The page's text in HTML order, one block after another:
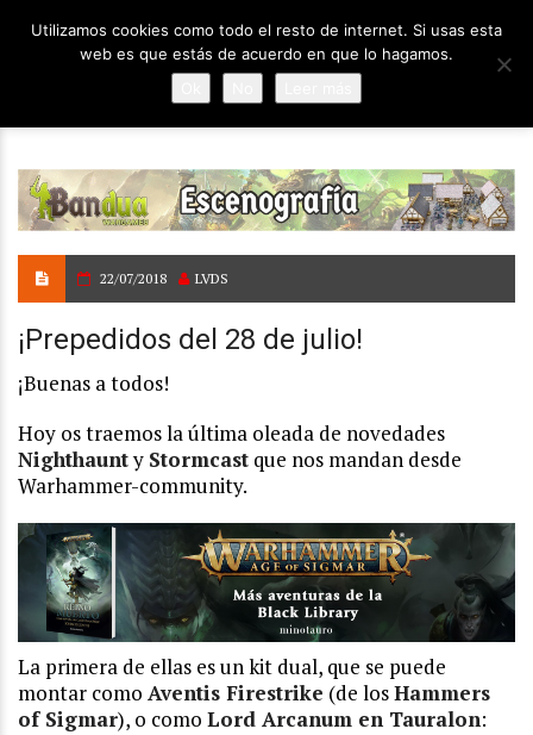
22/07/2018 LVDS
¡Prepedidos del 28 de julio!
¡Buenas a todos!
Hoy os traemos la última oleada de novedades
Nighthaunty Stormcast que nos mandan desde
Warhammer-community.
La primera de ellas es un kit dual, que se puede
montar como Aventis Firestrike (de losHammers
of Sigmar), o como Lord Arcanum en Tauralon:
Utilizamos cookies como todo el resto de internet. Si usas esta
web es que estás de acuerdo en que lo hagamos.